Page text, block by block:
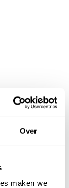
Over
maken we